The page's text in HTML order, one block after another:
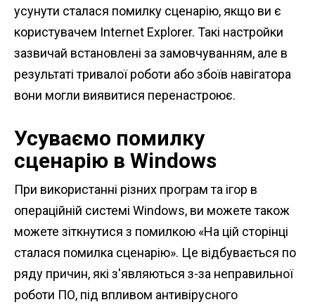
усунути сталася помилку сценарію, якщо ви є
користувачем Internet Explorer. Такі настройки
зазвичай встановлені за замовчуванням, але в
результаті тривалої роботи або збоїв навігатора
вони могли виявитися перенастроює.
Усуваємо помилку
сценарію в Windows
При використанні різних програм та ігор в
операційній системі Windows, ви можете також
можете зіткнутися з помилкою «На цій сторінці
сталася помилка сценарію». Це відбувається по
ряду причин, які з'являються з-за неправильної
роботи ПО, під впливом антивірусного